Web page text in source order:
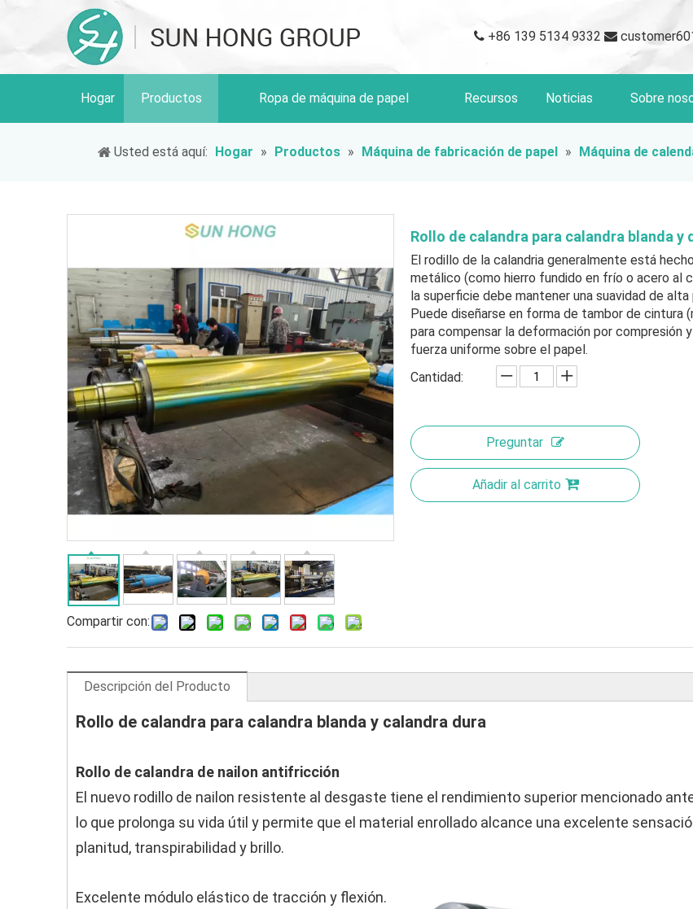
 +86 139 5134 9332 
Hogar Productos Ropa de máquina de papel Recursos Noticias Sobre
Usted está aquí: Hogar » Productos » Máquina de fabricación de papel » Máquina de
Compartir con:
Rollo de calandra para calandra blanda y
El rodillo de la calandria generalmente está
metálico (como hierro fundido en frío o acero al
la superficie debe mantener una suavidad de alta
Puede diseñarse en forma de tambor de cintura
para compensar la deformación por compresión
fuerza uniforme sobre el papel.
Cantidad:
Preguntar
Añadir al carrito
Descripción del Producto
Rollo de calandra para calandra blanda y calandra dura
Rollo de calandra de nailon antifricción
El nuevo rodillo de nailon resistente al desgaste tiene el rendimiento superior mencionado
lo que prolonga su vida útil y permite que el material enrollado alcance una excelente
planitud, transpirabilidad y brillo.
Excelente módulo elástico de tracción y flexión.